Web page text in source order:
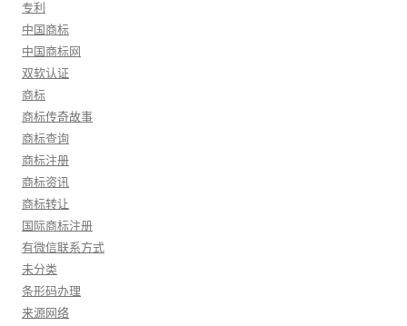
专利
中国商标
中国商标网
双软认证
商标
商标传奇故事
商标查询
商标注册
商标资讯
商标转让
国际商标注册
有微信联系方式
未分类
条形码办理
来源网络